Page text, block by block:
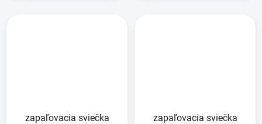
zapaľovacia sviečka
zapaľovacia sviečka